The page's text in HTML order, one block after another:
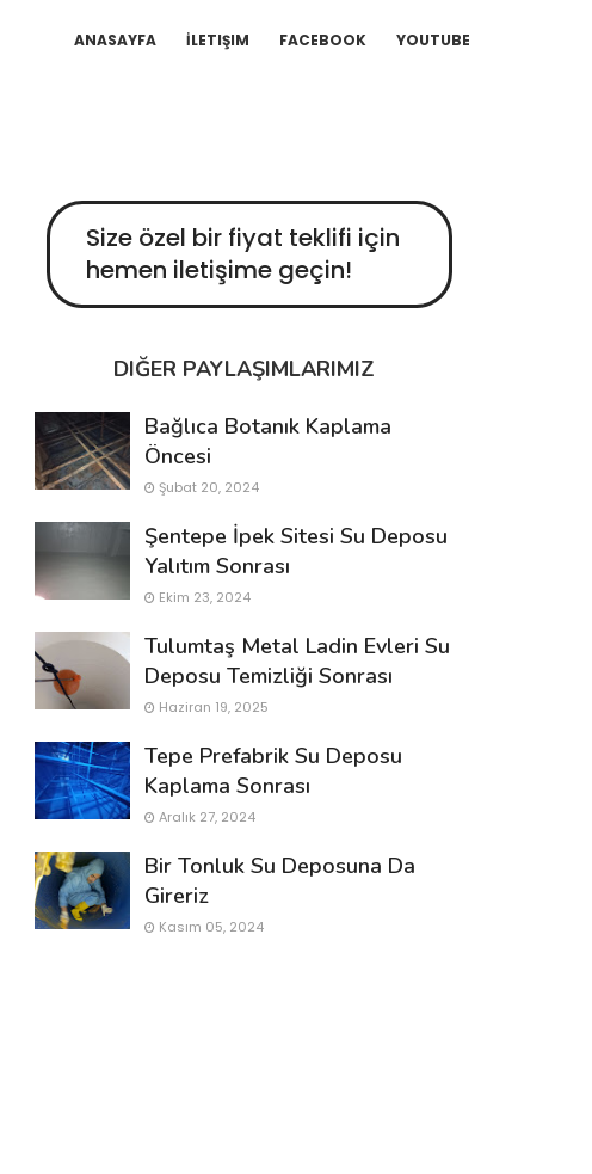
ANASAYFA İLETIŞIM FACEBOOK YOUTUBE
Size özel bir fiyat teklifi için
hemen iletişime geçin!
DIĞER PAYLAŞIMLARIMIZ
Bağlıca Botanık Kaplama
Öncesi
Şubat 20, 2024
Şentepe İpek Sitesi Su Deposu
Yalıtım Sonrası
Ekim 23, 2024
Tulumtaş Metal Ladin Evleri Su
Deposu Temizliği Sonrası
Haziran 19, 2025
Tepe Prefabrik Su Deposu
Kaplama Sonrası
Aralık 27, 2024
Bir Tonluk Su Deposuna Da
Gireriz
Kasım 05, 2024